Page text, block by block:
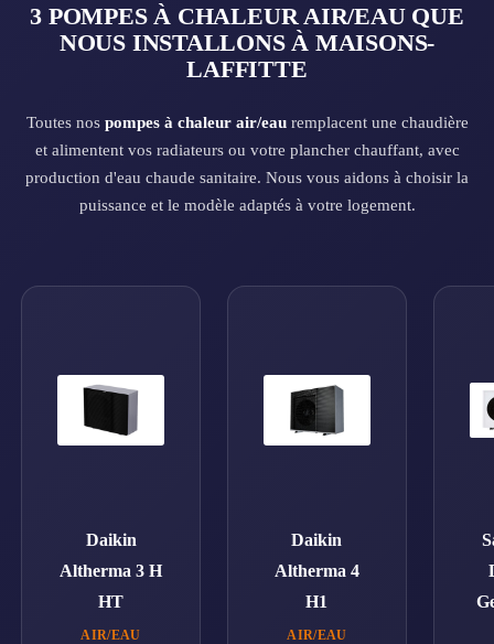
3 POMPES À CHALEUR AIR/EAU QUE
NOUS INSTALLONS À MAISONS-
LAFFITTE
Toutes nos pompes à chaleur air/eauremplacent une chaudière
et alimentent vos radiateurs ou votre plancher chauffant, avec
production d'eau chaude sanitaire. Nous vous aidons à choisir la
puissance et le modèle adaptés à votre logement.
Daikin
Altherma 3 H
HT
AIR/EAU
Daikin
Altherma 4
H1
AIR/EAU